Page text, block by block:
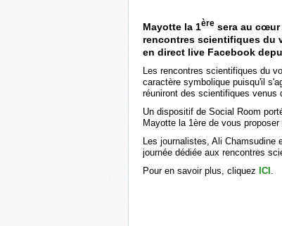
Mayotte la 1ère sera au cœur
rencontres scientifiques du
en direct live Facebook
Les rencontres scientifiques du
caractère symbolique puisqu'il
réuniront des scientifiques venus
Un dispositif de Social Room
Mayotte la 1ère de vous
Les journalistes, Ali
journée dédiée aux rencontres
Pour en savoir plus, cliquez ICI